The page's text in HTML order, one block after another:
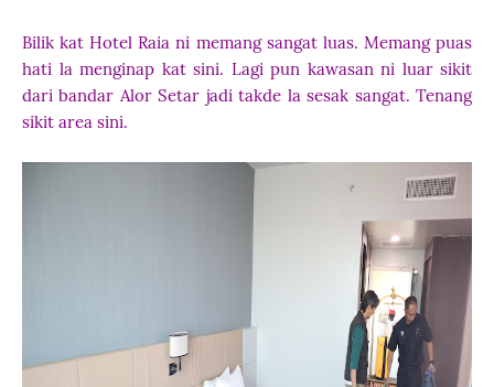
Bilik kat Hotel Raia ni memang sangat luas. Memang puas
hati la menginap kat sini. Lagi pun kawasan ni luar sikit
dari bandar Alor Setar jadi takde la sesak sangat. Tenang
sikit area sini.